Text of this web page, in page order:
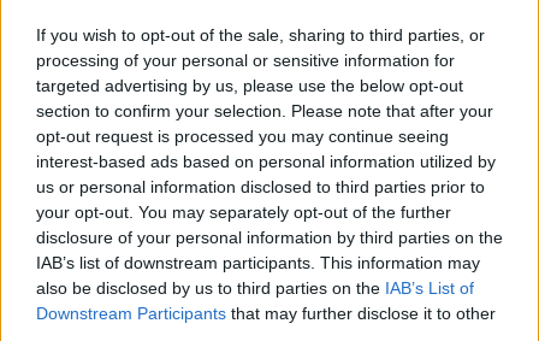
If you wish to opt-out of the sale, sharing to third parties, or
processing of your personal or sensitive information for
targeted advertising by us, please use the below opt-out
section to confirm your selection. Please note that after your
opt-out request is processed you may continue seeing
interest-based ads based on personal information utilized by
us or personal information disclosed to third parties prior to
your opt-out. You may separately opt-out of the further
disclosure of your personal information by third parties on the
IAB’s list of downstream participants. This information may
also be disclosed by us to third parties on the IAB’s List of
Downstream Participants that may further disclose it to other
30/12/2023
"STASERA PARLO IO"
"Vuoi sapere chi ho votato?",
Fiorello allo scoperto con
Chiocci: l'intervista dopo il Tg1
30/12/2023
STERILI POLEMICHE